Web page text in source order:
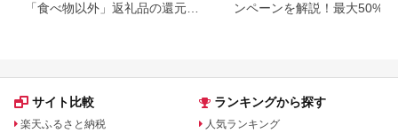
「食べ物以外」返礼品の還元率
ンペーンを解説！最大50%還
サイト比較
楽天ふるさと納税
ランキングから探す
人気ランキング